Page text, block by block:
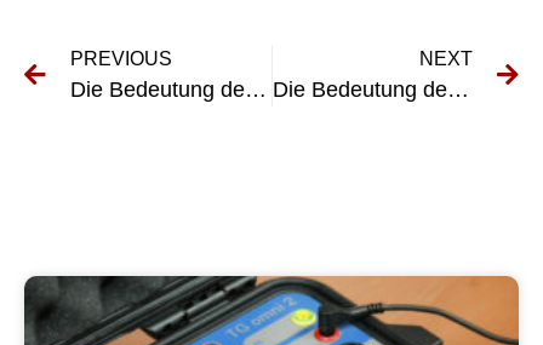
PREVIOUS
Die Bedeutung der UVV-Prüfung bei der Schadstoffsanierung: Gewährleistung sicherer Arbeitsumgebungen
NEXT
Die Bedeutung der DGUV V3-Prüfung bei der Gefahrstoffsanierung